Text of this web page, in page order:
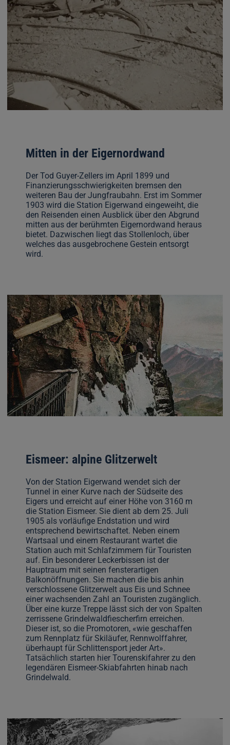
Mitten in der Eigernordwand
Der Tod Guyer-Zellers im April 1899 und
Finanzierungsschwierigkeiten bremsen den
weiteren Bau der Jungfraubahn. Erst im Sommer
1903 wird die Station Eigerwand eingeweiht, die
den Reisenden einen Ausblick über den Abgrund
mitten aus der berühmten Eigernordwand heraus
bietet. Dazwischen liegt das Stollenloch, über
welches das ausgebrochene Gestein entsorgt
wird.
Eismeer: alpine Glitzerwelt
Von der Station Eigerwand wendet sich der
Tunnel in einer Kurve nach der Südseite des
Eigers und erreicht auf einer Höhe von 3160 m
die Station Eismeer. Sie dient ab dem 25. Juli
1905 als vorläufige Endstation und wird
entsprechend bewirtschaftet. Neben einem
Wartsaal und einem Restaurant wartet die
Station auch mit Schlafzimmern für Touristen
auf. Ein besonderer Leckerbissen ist der
Hauptraum mit seinen fensterartigen
Balkonöffnungen. Sie machen die bis anhin
verschlossene Glitzerwelt aus Eis und Schnee
einer wachsenden Zahl an Touristen zugänglich.
Über eine kurze Treppe lässt sich der von Spalten
zerrissene Grindelwaldfiescherfirn erreichen.
Dieser ist, so die Promotoren, «wie geschaffen
zum Rennplatz für Skiläufer, Rennwolffahrer,
überhaupt für Schlittensport jeder Art».
Tatsächlich starten hier Tourenskifahrer zu den
legendären Eismeer-Skiabfahrten hinab nach
Grindelwald.